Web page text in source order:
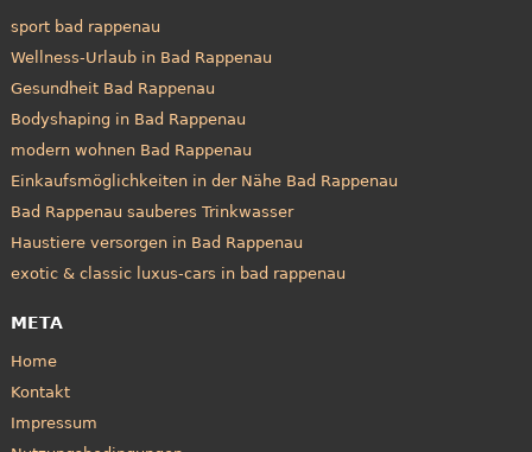
sport bad rappenau
Wellness-Urlaub in Bad Rappenau
Gesundheit Bad Rappenau
Bodyshaping in Bad Rappenau
modern wohnen Bad Rappenau
Einkaufsmöglichkeiten in der Nähe Bad Rappenau
Bad Rappenau sauberes Trinkwasser
Haustiere versorgen in Bad Rappenau
exotic & classic luxus-cars in bad rappenau
META
Home
Kontakt
Impressum